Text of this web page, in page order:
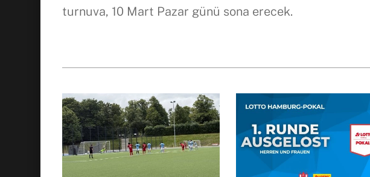
turnuva, 10 Mart Pazar günü sona erecek.